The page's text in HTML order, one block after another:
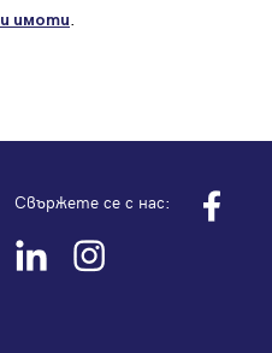
имоти.
Свържете се с нас: